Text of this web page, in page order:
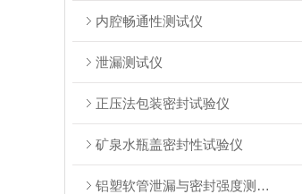
内腔畅通性测试仪
泄漏测试仪
正压法包装密封试验仪
矿泉水瓶盖密封性试验仪
铝塑软管泄漏与密封强度测试仪